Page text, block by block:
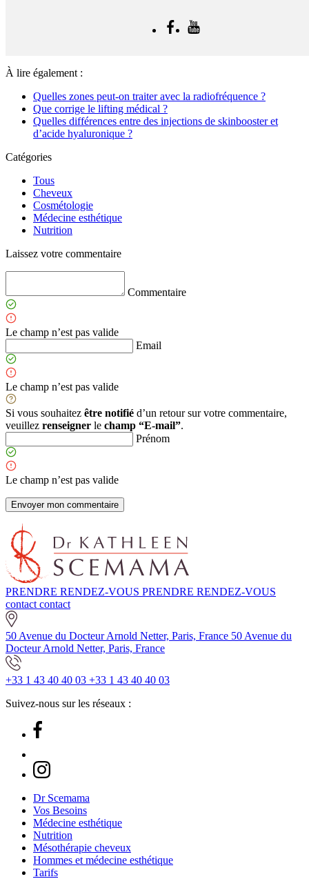
À lire également :
Quelles zones peut-on traiter avec la radiofréquence ?
Que corrige le lifting médical ?
Quelles différences entre des injections de skinbooster et
d’acide hyaluronique ?
Catégories
Tous
Cheveux
Cosmétologie
Médecine esthétique
Nutrition
Laissez votre commentaire
Commentaire
Le champ n’est pas valide
Email
Le champ n’est pas valide
Si vous souhaitez être notifié d’un retour sur votre commentaire,
veuillez renseigner le champ “E-mail”.
Prénom
Le champ n’est pas valide
PRENDRE RENDEZ-VOUS PRENDRE RENDEZ-VOUS
contact contact
50 Avenue du Docteur Arnold Netter, Paris, France 50 Avenue du
Docteur Arnold Netter, Paris, France
+33 1 43 40 40 03 +33 1 43 40 40 03
Suivez-nous sur les réseaux :
Dr Scemama
Vos Besoins
Médecine esthétique
Nutrition
Mésothérapie cheveux
Hommes et médecine esthétique
Tarifs